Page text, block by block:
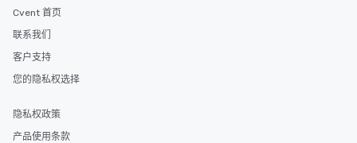
Cvent 首页
联系我们
客户支持
您的隐私权选择
隐私权政策
产品使用条款